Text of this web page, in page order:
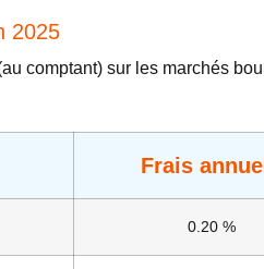
2025
comptant) sur les marchés
Frais
0.20 %